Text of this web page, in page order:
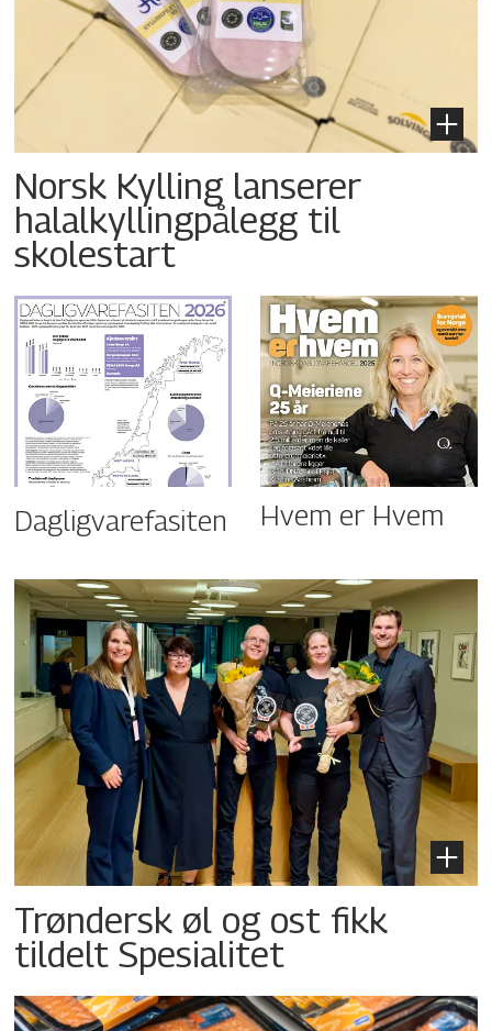
Norsk Kylling lanserer
halalkyllingpålegg til
skolestart
Dagligvarefasiten Hvem er Hvem
Trøndersk øl og ost fikk
tildelt Spesialitet